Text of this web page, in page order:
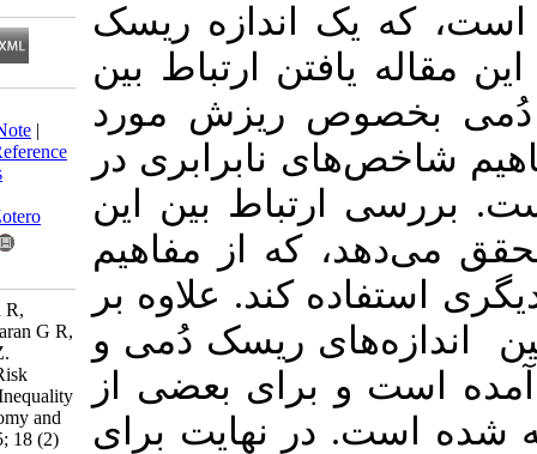
اندازه ریسک
ارتباط بین
ریزش مورد
نابرابری در
ارتباط بین این
که از مفاهیم
کند. علاوه بر
ریسک دُمی و
برای بعضی از
در نهایت برای
Download citation:
BibTeX
RIS|EndNote|
Medlars
ProCite
Reference
RefWorks
Send citation to:
Mendeley
Zotero
Ghorbani gholi abad R,
Mohtashami Borzadaran G R,
Amini M, Behdani Z.
Equivalents of Tail Risk
Measures Based on Inequality
Indexes in the Economy and
Reliability. JSS 2025; 18 (2)